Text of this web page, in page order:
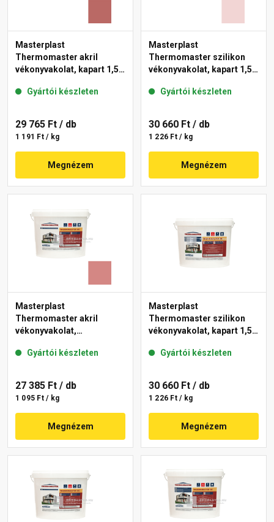
Masterplast
Thermomaster akril
vékonyvakolat, kapart 1,5
Gyártói készleten
29 765 Ft / db
1 191 Ft / kg
Megnézem
Masterplast
Thermomaster szilikon
vékonyvakolat, kapart 1,5
Gyártói készleten
30 660 Ft / db
1 226 Ft / kg
Megnézem
Masterplast
Thermomaster akril
vékonyvakolat,
21-D 25 kg
Gyártói készleten
27 385 Ft / db
1 095 Ft / kg
Megnézem
Masterplast
Thermomaster szilikon
vékonyvakolat, kapart 1,5
Gyártói készleten
30 660 Ft / db
1 226 Ft / kg
Megnézem